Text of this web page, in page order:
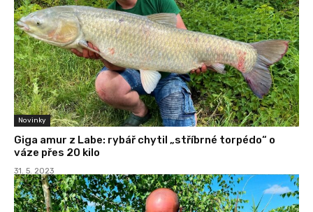
Novinky
Giga amur z Labe: rybář chytil „stříbrné torpédo“ o
váze přes 20 kilo
31. 5. 2023